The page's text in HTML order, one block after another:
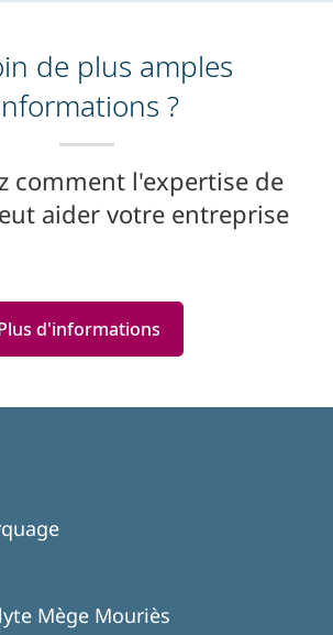
de plus amples
?
comment l'expertise de
aider votre entreprise
d'informations
Mège Mouriès